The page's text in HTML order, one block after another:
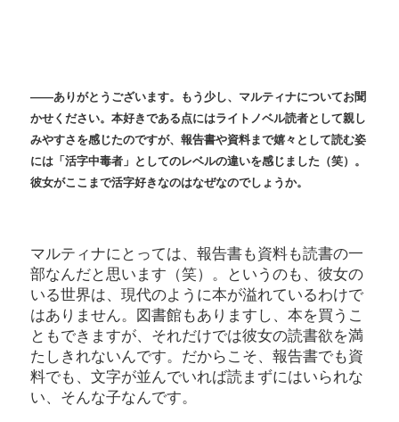
――ありがとうございます。もう少し、マルティナについてお聞
かせください。本好きである点にはライトノベル読者として親し
みやすさを感じたのですが、報告書や資料まで嬉々として読む姿
には「活字中毒者」としてのレベルの違いを感じました（笑）。
彼女がここまで活字好きなのはなぜなのでしょうか。
マルティナにとっては、報告書も資料も読書の一
部なんだと思います（笑）。というのも、彼女の
いる世界は、現代のように本が溢れているわけで
はありません。図書館もありますし、本を買うこ
ともできますが、それだけでは彼女の読書欲を満
たしきれないんです。だからこそ、報告書でも資
料でも、文字が並んでいれば読まずにはいられな
い、そんな子なんです。